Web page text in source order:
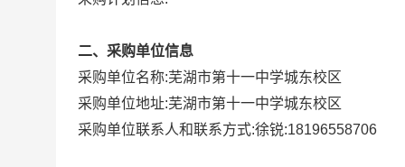
二、采购单位信息
采购单位名称:芜湖市第十一中学城东校区
采购单位地址:芜湖市第十一中学城东校区
采购单位联系人和联系方式:徐锐:18196558706